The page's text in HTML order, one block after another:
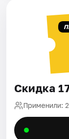
Скидка
Применили: